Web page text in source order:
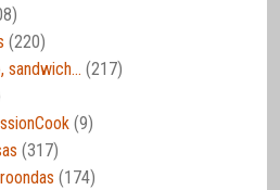
(220)
sandwich… (217)
(9)
(317)
(174)